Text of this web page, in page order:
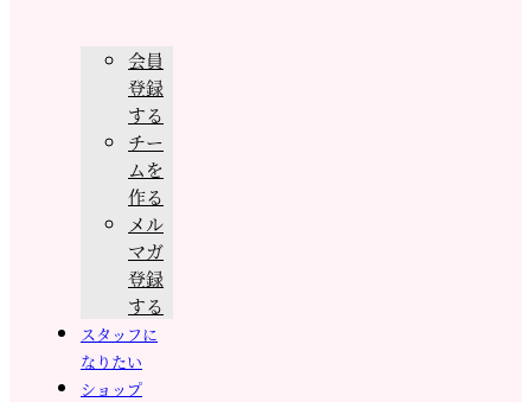
会員
登録
する
チー
ムを
作る
メル
マガ
登録
する
スタッフに
なりたい
ショップ